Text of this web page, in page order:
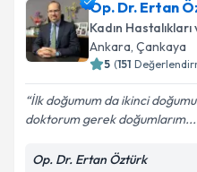
Op. Dr. Sabina Koçak
oluşturun. Size bu
takvim
Kişisel verilerimin
Op. Dr. Ertan
Kadın
Ankara, Çankaya
5 (151
İlk doğumum da ikinci
doktorum gerek doğumlarım...
Op. Dr. Ertan Öztürk